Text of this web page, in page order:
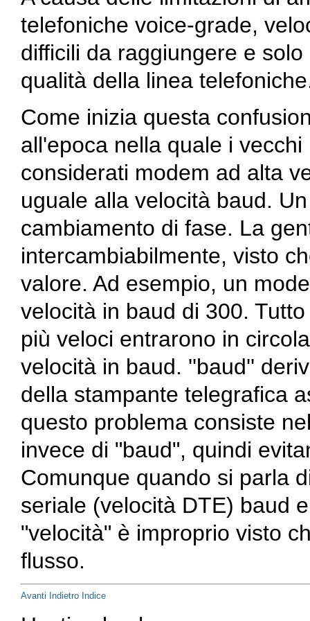
telefoniche voice-grade,
difficili da raggiungere e
qualità della linea
Come inizia questa
all'epoca nella quale i
considerati modem ad alta
uguale alla velocità baud.
cambiamento di fase. La
intercambiabilmente, visto
valore. Ad esempio, un
velocità in baud di 300.
più veloci entrarono in
velocità in baud. ''baud''
della stampante telegrafica
questo problema consiste
invece di "baud", quindi
Comunque quando si parla
seriale (velocità DTE) baud
"velocità" è improprio visto
flusso.
Avanti Indietro Indice